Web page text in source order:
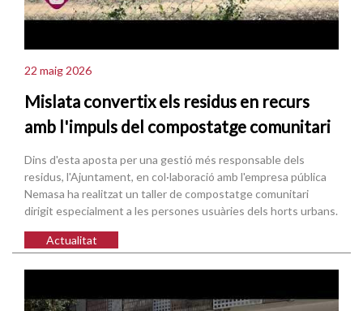
22 maig 2026
Mislata convertix els residus en recurs
amb l'impuls del compostatge comunitari
Dins d'esta aposta per una gestió més responsable dels
residus, l'Ajuntament, en col·laboració amb l'empresa pública
Nemasa ha realitzat un taller de compostatge comunitari
dirigit especialment a les persones usuàries dels horts urbans.
Actualitat